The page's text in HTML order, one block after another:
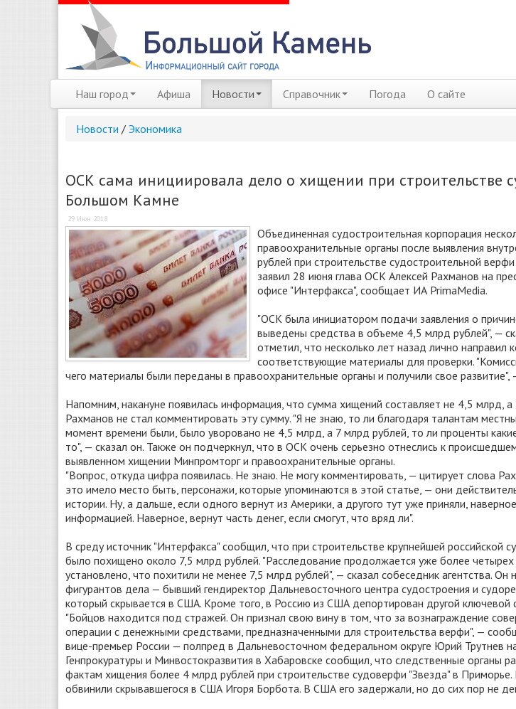
Наш город Афиша Новости Справочник Погода О сайте
Новости / Экономика
ОСК сама инициировала дело о хищении при строительстве
Большом Камне
29 Июн 2018
Объединенная судостроительная корпорация
правоохранительные органы после выявления
рублей при строительстве судостроительной
заявил 28 июня глава ОСК Алексей Рахманов на
офисе "Интерфакса", сообщает ИА PrimaMedia.
"ОСК была инициатором подачи заявления о
выведены средства в объеме 4,5 млрд рублей", —
отметил, что несколько лет назад лично направил
соответствующие материалы для проверки.
чего материалы были переданы в правоохранительные органы и получили свое
Напомним, накануне появилась информация, что сумма хищений составляет не 4,5 млрд,
Рахманов не стал комментировать эту сумму. "Я не знаю, то ли благодаря талантам
момент времени были, было уворовано не 4,5 млрд, а 7 млрд рублей, то ли проценты
то", — сказал он. Также он подчеркнул, что в ОСК очень серьезно отнеслись к
выявленном хищении Минпромторг и правоохранительные органы.
"Вопрос, откуда цифра появилась. Не знаю. Не могу комментировать, — цитирует слова
это имело место быть, персонажи, которые упоминаются в этой статье, — они
истории. Ну, а дальше, если одного вернут из Америки, а другого тут уже приняли,
информацией. Наверное, вернут часть денег, если смогут, что вряд ли".
В среду источник "Интерфакса" сообщил, что при строительстве крупнейшей российской
было похищено около 7,5 млрд рублей. "Расследование продолжается уже более
установлено, что похитили не менее 7,5 млрд рублей", — сказал собеседник агентства.
фигурантов дела — бывший гендиректор Дальневосточного центра судостроения и
который скрывается в США. Кроме того, в Россию из США депортирован другой ключевой
"Бойцов находится под стражей. Он признал свою вину в том, что за вознаграждение
операции с денежными средствами, предназначенными для строительства верфи", —
вице-премьер России — полпред в Дальневосточном федеральном округе Юрий Трутнев
Генпрокуратуры и Минвостокразвития в Хабаровске сообщил, что следственные органы
фактам хищения более 4 млрд рублей при строительстве судоверфи "Звезда" в
обвинили скрывавшегося в США Игоря Борбота. В США его задержали, но до сих пор не